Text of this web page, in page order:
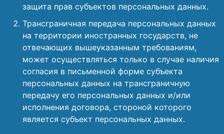
защита прав субъектов персональных данных.
Трансграничная передача персональных данных
на территории иностранных государств, не
отвечающих вышеуказанным требованиям,
может осуществляться только в случае наличия
согласия в письменной форме субъекта
персональных данных на трансграничную
передачу его персональных данных и/или
исполнения договора, стороной которого
является субъект персональных данных.